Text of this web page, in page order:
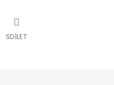
SDÍLET